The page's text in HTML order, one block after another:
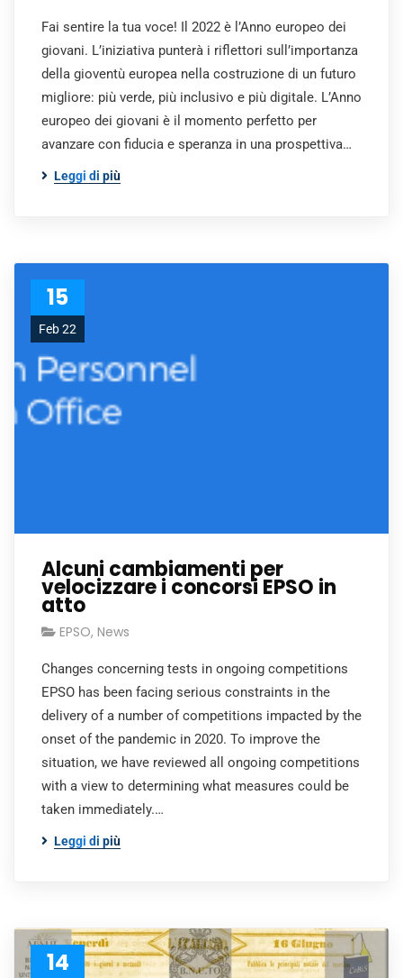
Fai sentire la tua voce! Il 2022 è l’Anno europeo dei
giovani. L’iniziativa punterà i riflettori sull’importanza
della gioventù europea nella costruzione di un futuro
migliore: più verde, più inclusivo e più digitale. L’Anno
europeo dei giovani è il momento perfetto per
avanzare con fiducia e speranza in una prospettiva…
Leggi di più
15
Feb 22
Alcuni cambiamenti per
velocizzare i concorsi EPSO in
atto
EPSO, News
Changes concerning tests in ongoing competitions
EPSO has been facing serious constraints in the
delivery of a number of competitions impacted by the
onset of the pandemic in 2020. To improve the
situation, we have reviewed all ongoing competitions
with a view to determining what measures could be
taken immediately.…
Leggi di più
14